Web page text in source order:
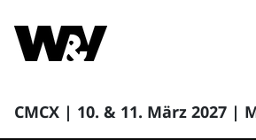
CMCX | 10. & 11. März 2027 |